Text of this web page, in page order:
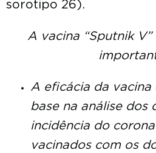
sorotipo 26).
A vacina “Sputnik
A eficácia da vacina
base na análise dos
incidência do
vacinados com os